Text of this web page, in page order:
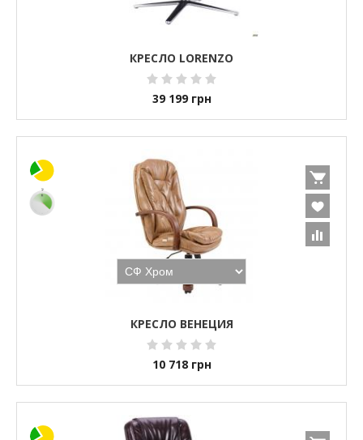
КРЕСЛО LORENZO
39 199 грн
КРЕСЛО ВЕНЕЦИЯ
10 718 грн